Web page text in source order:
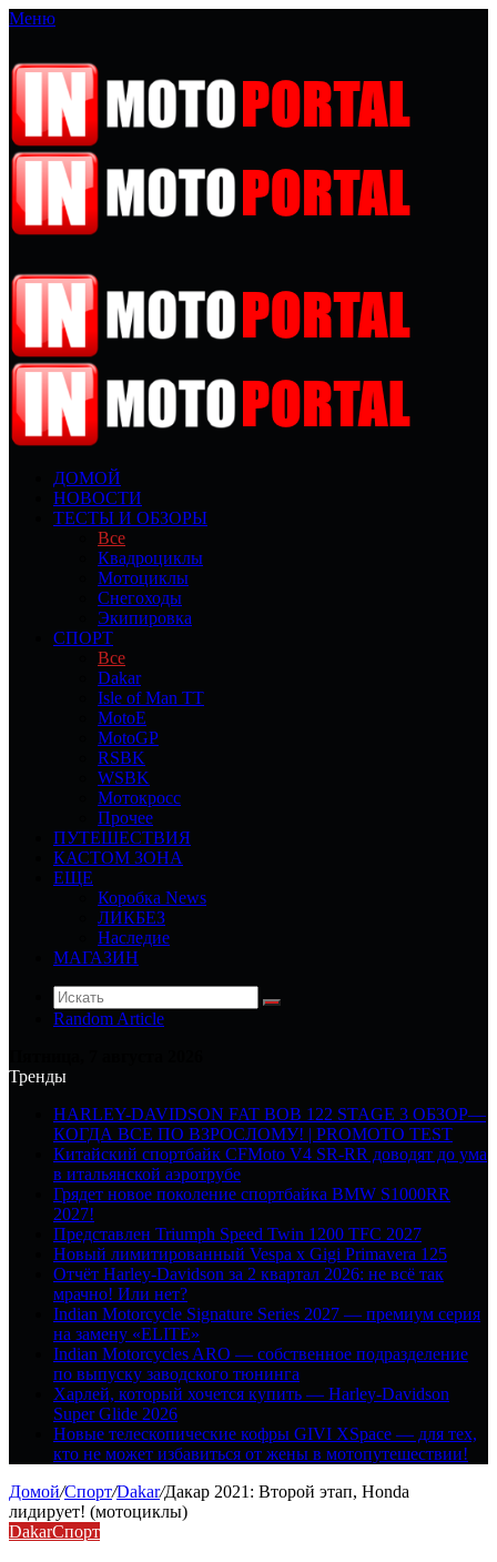
Меню
ДОМОЙ
НОВОСТИ
ТЕСТЫ И ОБЗОРЫ
Все
Квадроциклы
Мотоциклы
Снегоходы
Экипировка
СПОРТ
Все
Dakar
Isle of Man TT
MotoE
MotoGP
RSBK
WSBK
Мотокросс
Прочее
ПУТЕШЕСТВИЯ
КАСТОМ ЗОНА
ЕЩЕ
Коробка News
ЛИКБЕЗ
Наследие
МАГАЗИН
Random Article
Тренды
HARLEY-DAVIDSON FAT BOB 122 STAGE 3 ОБЗОР—
КОГДА ВСЕ ПО ВЗРОСЛОМУ! | PROMOTO TEST
Китайский спортбайк CFMoto V4 SR-RR доводят до ума
в итальянской аэротрубе
Грядет новое поколение спортбайка BMW S1000RR
2027!
Представлен Triumph Speed Twin 1200 TFC 2027
Новый лимитированный Vespa x Gigi Primavera 125
Отчёт Harley-Davidson за 2 квартал 2026: не всё так
мрачно! Или нет?
Indian Motorcycle Signature Series 2027 — премиум серия
на замену «ELITE»
Indian Motorcycles ARO — собственное подразделение
по выпуску заводского тюнинга
Харлей, который хочется купить — Harley-Davidson
Super Glide 2026
Новые телескопические кофры GIVI XSpace — для тех,
кто не может избавиться от жены в мотопутешествии!
Домой/Спорт/Dakar/Дакар 2021: Второй этап, Honda
лидирует! (мотоциклы)
DakarСпорт